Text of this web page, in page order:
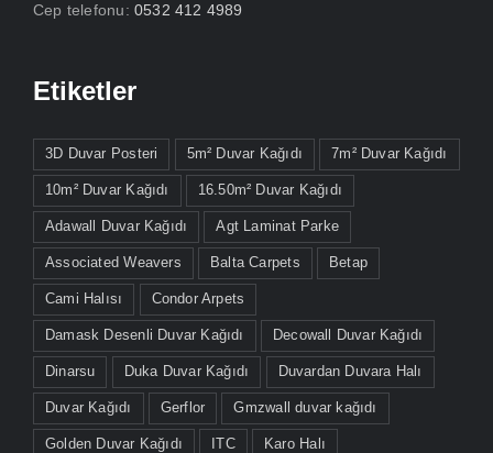
Cep telefonu: 0532 412 4989
Etiketler
3D Duvar Posteri 5m² Duvar Kağıdı 7m² Duvar Kağıdı
10m² Duvar Kağıdı 16.50m² Duvar Kağıdı
Adawall Duvar Kağıdı Agt Laminat Parke
Associated Weavers Balta Carpets Betap
Cami Halısı Condor Arpets
Damask Desenli Duvar Kağıdı Decowall Duvar Kağıdı
Dinarsu Duka Duvar Kağıdı Duvardan Duvara Halı
Duvar Kağıdı Gerflor Gmzwall duvar kağıdı
Golden Duvar Kağıdı ITC Karo Halı